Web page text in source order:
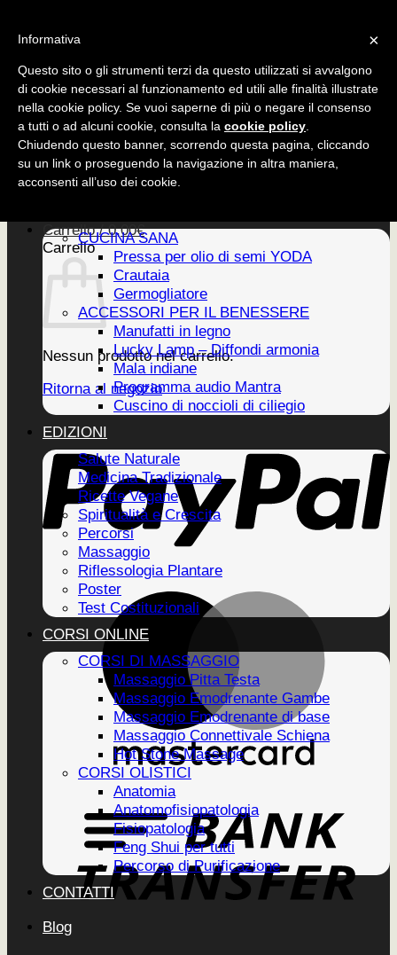
ACCESSORI
CUCINA SANA
ACCESSORI
EDIZIONI
Carrello /0,00€
Carrello
Nessun prodotto nel carrello.
Ritorna al negozio
Home
CUCINA SANA
Pressa per olio di semi YODA
Crautaia
Germogliatore
ACCESSORI PER IL BENESSERE
Manufatti in legno
Lucky Lamp – Diffondi armonia
Mala indiane
Programma audio Mantra
Cuscino di noccioli di ciliegio
EDIZIONI
Salute Naturale
Medicina Tradizionale
Ricette Vegane
Spiritualità e Crescita
Percorsi
Massaggio
Riflessologia Plantare
Poster
Test Costituzionali
CORSI ONLINE
CORSI DI MASSAGGIO
Massaggio Pitta Testa
Massaggio Emodrenante Gambe
Massaggio Emodrenante di base
Massaggio Connettivale Schiena
Hot Stone Massage
CORSI OLISTICI
Anatomia
Anatomofisiopatologia
Fisiopatologia
Feng Shui per tutti
Percorso di Purificazione
CONTATTI
Blog
×
Informativa
Questo sito o gli strumenti terzi da questo utilizzati si avvalgono
di cookie necessari al funzionamento ed utili alle finalità illustrate
nella cookie policy. Se vuoi saperne di più o negare il consenso
a tutti o ad alcuni cookie, consulta la cookie policy
Chiudendo questo banner, scorrendo questa pagina, cliccando
su un link o proseguendo la navigazione in altra maniera,
acconsenti all’uso dei cookie.